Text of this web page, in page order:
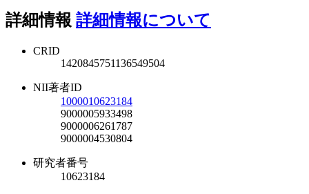
詳細情報 詳細情報について
CRID
1420845751136549504
NII著者ID
1000010623184
9000005933498
9000006261787
9000004530804
研究者番号
10623184